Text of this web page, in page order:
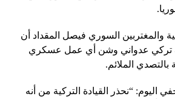
والمغتربين السوري فيصل المقداد أن
تركي عدواني وشن أي عمل عسكري
الملائم.
“نحذر القيادة التركية من أنه